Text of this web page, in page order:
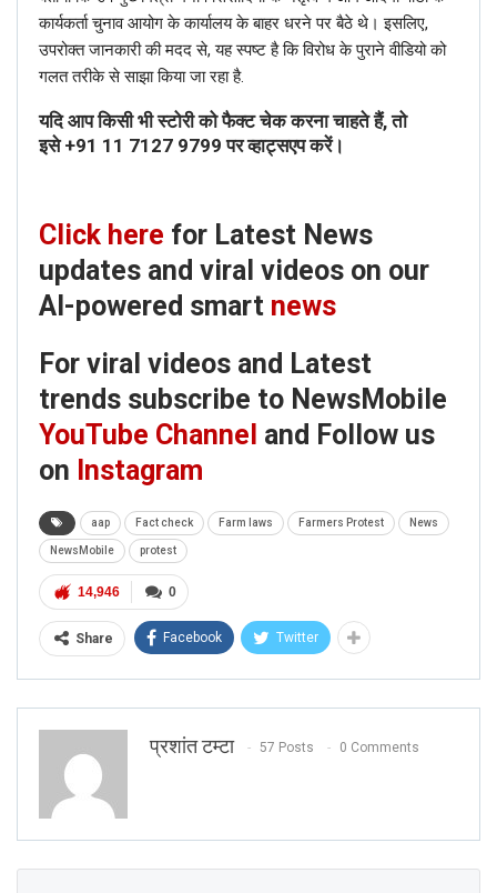
trends subscribe to NewsMobile
YouTube Channel
and Follow us
on
Instagram
कार्यकर्ता चुनाव आयोग के कार्यालय के बाहर धरने पर बैठे थे। इसलिए,
उपरोक्त जानकारी की मदद से, यह स्पष्ट है कि विरोध के पुराने वीडियो को
गलत तरीके से साझा किया जा रहा है.
यदि आप किसी भी स्टोरी को फैक्ट चेक करना चाहते हैं, तो
इसे+91 11 7127 9799पर व्हाट्सएप करें।
Click here for Latest News
updates and viral videos on our
AI-powered smart news
For viral videos and Latest
trends subscribe to NewsMobile
YouTube Channel and Follow us
on Instagram
aap Fact check Farm laws Farmers Protest News
NewsMobile protest
0
14,946
Share Facebook Twitter
प्रशांत टम्टा 57 Posts 0 Comments